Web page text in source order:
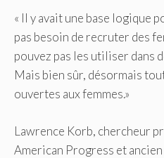
« Il y avait une base logique
pas besoin de recruter des
pouvez pas les utiliser dans
Mais bien sûr, désormais
ouvertes aux femmes.»
Lawrence Korb, chercheur
American Progress et